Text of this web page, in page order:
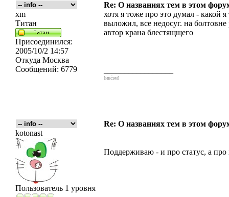
Re: О названиях тем в этом
xm
Титан
Присоединился:
2005/10/2 14:57
Откуда Москва
Сообщений: 6779
хотя я тоже про это думал - какой
выложил, все недосуг. на
автор крана блестящщего
[икс́эм]
Re: О названиях тем в этом
kotonast
Пользователь 1 уровня
Поддерживаю - и про статус, а про